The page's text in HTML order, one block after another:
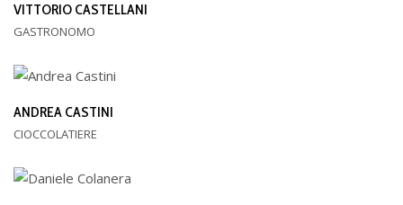
VITTORIO CASTELLANI
GASTRONOMO
ANDREA CASTINI
CIOCCOLATIERE